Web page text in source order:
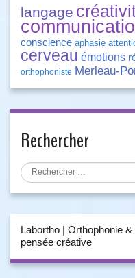
langage
conscience aphasie
cerveau émotions
orthophoniste Merleau-
Rechercher
Labortho | Orthophonie
pensée créative